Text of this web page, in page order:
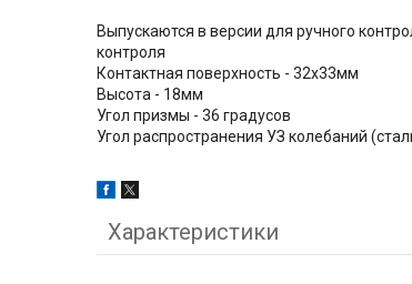
Выпускаются в версии для ручного
контроля
Контактная поверхность - 32х33мм
Высота - 18мм
Угол призмы - 36 градусов
Угол распространения УЗ колебаний
Характеристики